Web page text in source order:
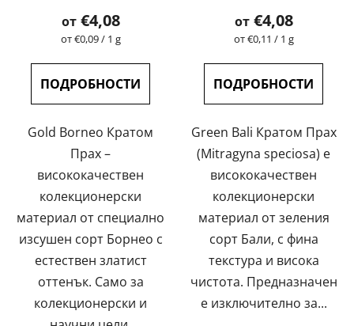
от€4,08
Измерване
цената:
от €0,09 / 1 g
ПОДРОБНОСТИ
Gold Borneo Кратом
Прах –
висококачествен
колекционерски
материал от специално
изсушен сорт Борнео с
естествен златист
оттенък. Само за
колекционерски и
на
продукта
4,6
звезди.
от€4,08
Измерване
цената:
от €0,11 / 1 g
ПОДРОБНОСТИ
Green Bali Кратом Прах
(Mitragyna speciosa) е
висококачествен
колекционерски
материал от зеления
сорт Бали, с фина
текстура и висока
чистота. Предназначен
е изключително за...